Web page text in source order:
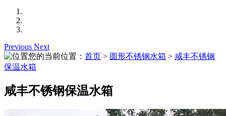
Previous Next
您的当前位置： 首页 > 圆形不锈钢水箱 > 咸丰不锈钢
保温水箱
咸丰不锈钢保温水箱